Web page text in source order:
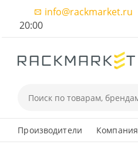
info@rackmarket.ru
20:00
Производители Компания